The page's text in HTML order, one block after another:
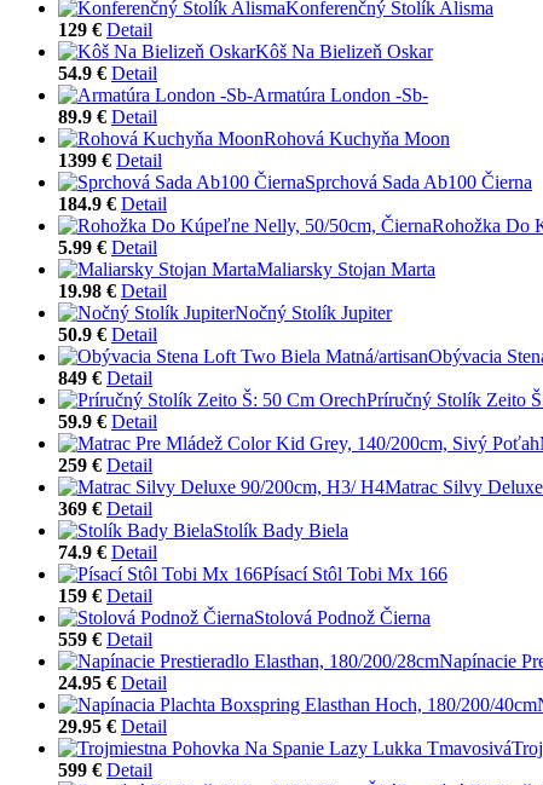
Konferenčný Stolík Alisma
129 € Detail
Kôš Na Bielizeň Oskar
54.9 € Detail
Armatúra London -Sb-
89.9 € Detail
Rohová Kuchyňa Moon
1399 € Detail
Sprchová Sada Ab100 Čierna
184.9 € Detail
Rohožka Do
5.99 € Detail
Maliarsky Stojan Marta
19.98 € Detail
Nočný Stolík Jupiter
50.9 € Detail
Obývacia
849 € Detail
Príručný Stolík Zeito
59.9 € Detail
259 € Detail
Matrac Silvy
369 € Detail
Stolík Bady Biela
74.9 € Detail
Písací Stôl Tobi Mx 166
159 € Detail
Stolová Podnož Čierna
559 € Detail
Napínacie
24.95 € Detail
29.95 € Detail
599 € Detail